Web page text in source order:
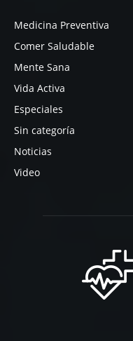
Medicina Preventiva
Comer Saludable
Mente Sana
Vida Activa
Especiales
Sin categoría
Noticias
Video